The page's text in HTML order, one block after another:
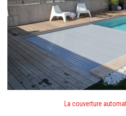
La couverture